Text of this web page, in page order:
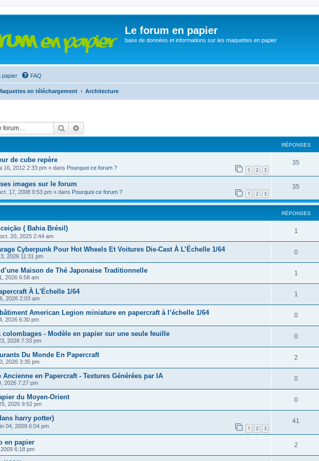
Le forum en papier
base de données et informations sur les maquettes en papier
papier FAQ
en téléchargement Architecture
Rechercher
RÉPONSES
de cube repère
16, 2012 2:33 pm » dans Pourquoi ce forum ? 1 2 3
35
images sur le forum
17, 2008 9:53 pm » dans Pourquoi ce forum ? 1 2 3
35
RÉPONSES
( Bahia Brésil)
20, 2025 2:44 am
1
Cyberpunk Pour Hot Wheels Et Voitures Die-Cast À L’Échelle 1/64
2026 11:31 pm
0
Maison de Thé Japonaise Traditionnelle
2026 6:58 am
1
À L'Échelle 1/64
2026 2:03 am
1
American Legion miniature en papercraft à l’échelle 1/64
2026 6:30 pm
0
colombages - Modèle en papier sur une seule feuille
2026 7:33 pm
0
Du Monde En Papercraft
2026 3:35 pm
2
Ancienne en Papercraft - Textures Générées par IA
2026 7:27 pm
0
du Moyen-Orient
2026 9:52 pm
0
harry potter)
04, 2009 6:04 pm 1 2 3
41
en papier
6:18 pm
2